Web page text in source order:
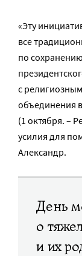
«Эту
все
по
с
объединения
(1 октября. –
усилия для
Александр.
День
о
и их